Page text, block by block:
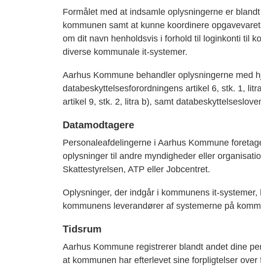
Formålet med at indsamle oplysningerne er
kommunen samt at kunne koordinere
om dit navn henholdsvis i forhold til loginkonti til
diverse kommunale it-systemer.
Aarhus Kommune behandler oplysningerne med
databeskyttelsesforordningens artikel 6, stk. 1,
artikel 9, stk. 2, litra b), samt
Datamodtagere
Personaleafdelingerne i Aarhus Kommune
oplysninger til andre myndigheder eller
Skattestyrelsen, ATP eller Jobcentret.
Oplysninger, der indgår i kommunens it-
kommunens leverandører af systemerne på
Tidsrum
Aarhus Kommune registrerer blandt andet dine
at kommunen har efterlevet sine forpligtelser